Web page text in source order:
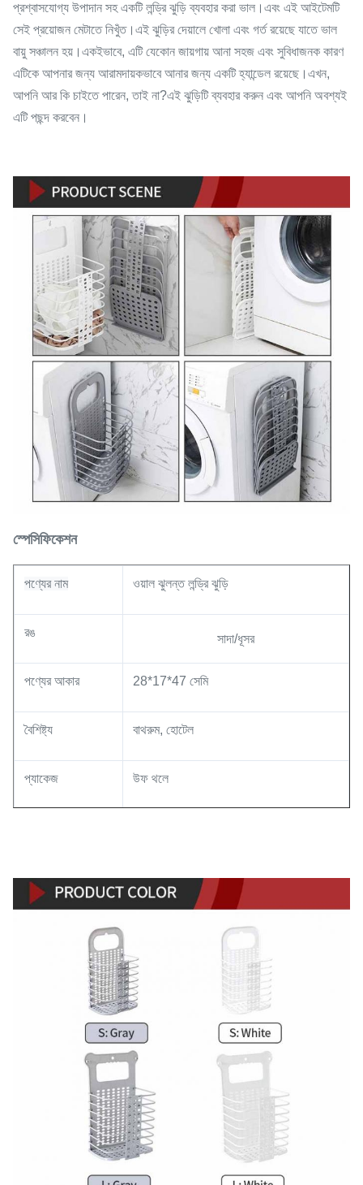
প্রশ্বাসযোগ্য উপাদান সহ একটি লন্ড্রি ঝুড়ি ব্যবহার করা ভাল।এবং এই আইটেমটি
সেই প্রয়োজন মেটাতে নিখুঁত।এই ঝুড়ির দেয়ালে খোলা এবং গর্ত রয়েছে যাতে ভাল
বায়ু সঞ্চালন হয়।একইভাবে, এটি যেকোন জায়গায় আনা সহজ এবং সুবিধাজনক কারণ
এটিকে আপনার জন্য আরামদায়কভাবে আনার জন্য একটি হ্যান্ডেল রয়েছে।এখন,
আপনি আর কি চাইতে পারেন, তাই না?এই ঝুড়িটি ব্যবহার করুন এবং আপনি অবশ্যই
এটি পছন্দ করবেন।
স্পেসিফিকেশন
পণ্যের নাম ওয়াল ঝুলন্ত লন্ড্রি ঝুড়ি
রঙ সাদা/ধূসর
পণ্যের আকার 28*17*47 সেমি
বৈশিষ্ট্য বাথরুম, হোটেল
প্যাকেজ উফ থলে